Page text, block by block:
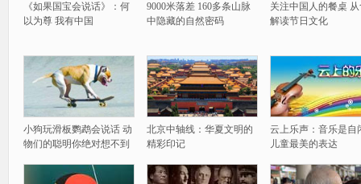
《如果国宝会说话》：何
以为尊 我有中国
9000米落差 160多条山脉
中隐藏的自然密码
关注中国人的餐桌
解读节日文化
小狗玩滑板鹦鹉会说话 动
物们的聪明你绝对想不到
北京中轴线：华夏文明的
精彩印记
云上乐声：音乐是自
儿童最美的表达